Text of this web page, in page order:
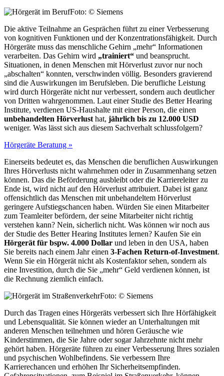
Foto: © Siemens
Die aktive Teilnahme an Gesprächen führt zu einer Verbesserung
von kognitiven Funktionen und der Konzentrationsfähigkeit. Durch
Hörgeräte muss das menschliche Gehirn „mehr“ Informationen
verarbeiten. Das Gehirn wird „trainiert“ und beansprucht.
Situationen, in denen Menschen mit Hörverlust zuvor nur noch
„abschalten“ konnten, verschwinden völlig. Besonders gravierend
sind die Auswirkungen im Berufsleben. Die berufliche Leistung
wird durch Hörgeräte nicht nur verbessert, sondern auch deutlicher
von Dritten wahrgenommen. Laut einer Studie des Better Hearing
Institute, verdienen US-Haushalte mit einer Person, die einen
unbehandelten Hörverlust hat, jährlich bis zu 12.000 USD
weniger. Was lässt sich aus diesem Sachverhalt schlussfolgern?
Hörgeräte Beratung »
Einerseits bedeutet es, das Menschen die beruflichen Auswirkungen
Ihres Hörverlusts nicht wahrnehmen oder in Zusammenhang setzen
können. Das die Beförderung ausbleibt oder die Karriereleiter zu
Ende ist, wird nicht auf den Hörverlust attribuiert. Dabei ist ganz
offensichtlich das Menschen mit unbehandeltem Hörverlust
geringere Aufstiegschancen haben. Würden Sie einen Mitarbeiter
zum Teamleiter befördern, der seine Mitarbeiter nicht richtig
verstehen kann? Nein, sicherlich nicht. Was können wir noch aus
der Studie des Better Hearing Institutes lernen? Kaufen Sie ein
Hörgerät für bspw. 4.000 Dollar und leben in den USA, haben
Sie bereits nach einem Jahr einen 3-Fachen Return-of-Investment.
Wenn Sie ein Hörgerät nicht als Kostenfaktor sehen, sondern als
eine Investition, durch die Sie „mehr“ Geld verdienen können, ist
die Rechnung ziemlich einfach.
Foto: © Siemens
Durch das Tragen eines Hörgeräts verbessert sich Ihre Hörfähigkeit
und Lebensqualität. Sie können wieder an Unterhaltungen mit
anderen Menschen teilnehmen und hören Geräusche wie
Kinderstimmen, die Sie Jahre oder sogar Jahrzehnte nicht mehr
gehört haben. Hörgeräte führen zu einer Verbesserung Ihres sozialen
und psychischen Wohlbefindens. Sie verbessern Ihre
Karrierechancen und erhöhen Ihr Sicherheitsempfinden.